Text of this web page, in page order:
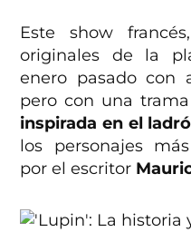
Este show
originales de la
enero pasado con
pero con una
inspirada en el
los personajes
por el escritor